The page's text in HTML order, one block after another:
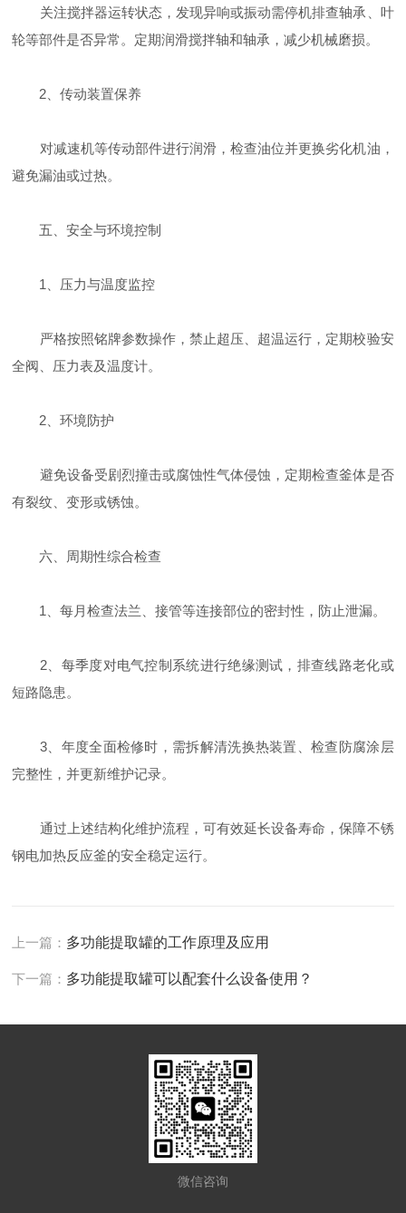
关注搅拌器运转状态，发现异响或振动需停机排查轴承、叶
轮等部件是否异常‌。定期润滑搅拌轴和轴承，减少机械磨损‌。
‌2、传动装置保养‌
对减速机等传动部件进行润滑，检查油位并更换劣化机油，
避免漏油或过热‌。
五、‌安全与环境控制‌
‌1、压力与温度监控‌
严格按照铭牌参数操作，禁止超压、超温运行，定期校验安
全阀、压力表及温度计‌。
‌2、环境防护‌
避免设备受剧烈撞击或腐蚀性气体侵蚀，定期检查釜体是否
有裂纹、变形或锈蚀‌。
六、‌周期性综合检查‌
1、每月检查法兰、接管等连接部位的密封性，防止泄漏‌。
2、每季度对电气控制系统进行绝缘测试，排查线路老化或
短路隐患‌。
3、年度全面检修时，需拆解清洗换热装置、检查防腐涂层
完整性，并更新维护记录‌。
通过上述结构化维护流程，可有效延长设备寿命，保障不锈
钢电加热反应釜的安全稳定运行。
上一篇： 多功能提取罐的工作原理及应用
下一篇： 多功能提取罐可以配套什么设备使用？
微信咨询